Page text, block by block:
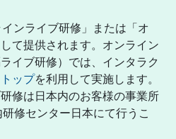
ンライブ研修」または「オ
て提供されます。オンライン
イブ研修）では、インタラク
ップを利用して実施します。
修は日本内のお客様の事業所
修センター日本にて行うこ